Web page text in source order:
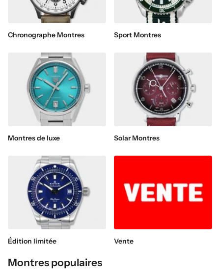
Chronographe Montres Sport Montres
Montres de luxe Solar Montres
Édition limitée Vente
Montres populaires